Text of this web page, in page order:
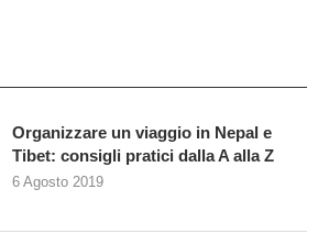
Organizzare un viaggio in Nepal e
Tibet: consigli pratici dalla A alla Z
6 Agosto 2019